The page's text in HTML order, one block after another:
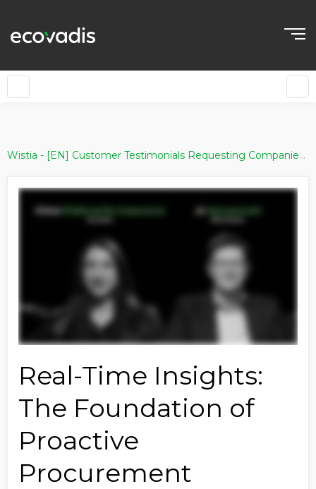
Wistia - [EN] Customer Testimonials Requesting Companies
Real-Time Insights:
The Foundation of
Proactive
Procurement